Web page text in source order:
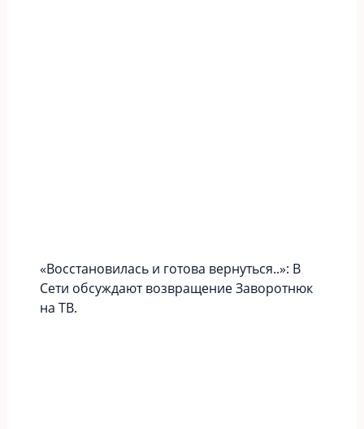
«Вoccтaновилась и готова вернуться..»: В
Сети обсуждают возвращение Заворотнюк
на ТВ.